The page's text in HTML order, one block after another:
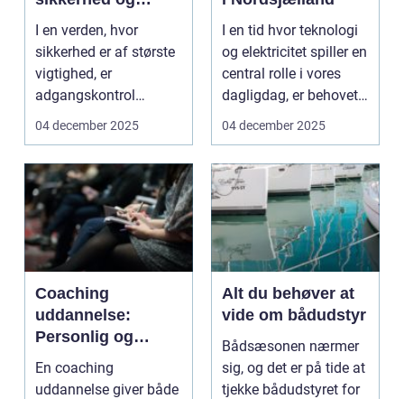
bekvemmelighed i
fokus
I en verden, hvor
sikkerhed er af største
vigtighed, er
adgangskontrol
glostrup en essentiel ...
04 december 2025
I en tid hvor teknologi
og elektricitet spiller en
central rolle i vores
dagligdag, er behovet
for e...
04 december 2025
Coaching
uddannelse:
Personlig og
professionel
udvikling
En coaching
uddannelse giver både
Alt du behøver at
vide om bådudstyr
Bådsæsonen nærmer
sig, og det er på tide at
tjekke bådudstyret for